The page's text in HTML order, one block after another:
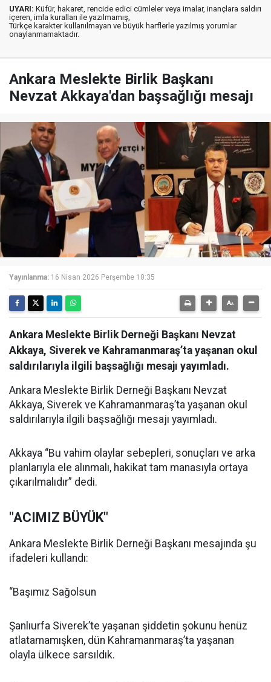
UYARI: Küfür, hakaret, rencide edici cümleler veya imalar, inançlara saldırı
içeren, imla kuralları ile yazılmamış,
Türkçe karakter kullanılmayan ve büyük harflerle yazılmış yorumlar
onaylanmamaktadır.
Ankara Meslekte Birlik Başkanı
Nevzat Akkaya'dan başsağlığı mesajı
Yayınlanma: 16 Nisan 2026 Perşembe 10:35
Ankara Meslekte Birlik Derneği Başkanı Nevzat
Akkaya, Siverek ve Kahramanmaraş’ta yaşanan okul
saldırılarıyla ilgili başsağlığı mesajı yayımladı.
Ankara Meslekte Birlik Derneği Başkanı Nevzat
Akkaya, Siverek ve Kahramanmaraş’ta yaşanan okul
saldırılarıyla ilgili başsağlığı mesajı yayımladı.
Akkaya “Bu vahim olaylar sebepleri, sonuçları ve arka
planlarıyla ele alınmalı, hakikat tam manasıyla ortaya
çıkarılmalıdır” dedi.
"ACIMIZ BÜYÜK"
Ankara Meslekte Birlik Derneği Başkanı mesajında şu
ifadeleri kullandı:
“Başımız Sağolsun
Şanlıurfa Siverek’te yaşanan şiddetin şokunu henüz
atlatamamışken, dün Kahramanmaraş’ta yaşanan
olayla ülkece sarsıldık.